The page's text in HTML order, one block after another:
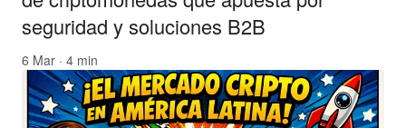
seguridad y soluciones B2B
6 Mar · 4 min